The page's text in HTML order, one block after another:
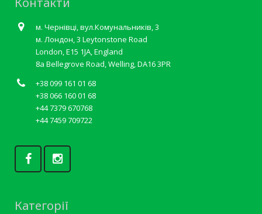
м. Чернівці, вул.Комунальників, 3
м. Лондон, 3 Leytonstone Road
London, E15 1JA, England
8a Bellegrove Road, Welling, DA16 3PR
+38 099 161 01 68
+38 066 160 01 68
+44 7379 670768
+44 7459 709722
Категорії